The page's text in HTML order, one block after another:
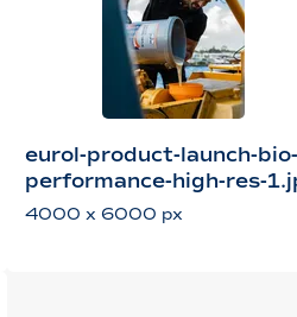
eurol-product-launch-bio-
performance-high-res-
4000 x 6000 px